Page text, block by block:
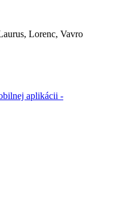
Lorenc, Vavro
aplikácii -